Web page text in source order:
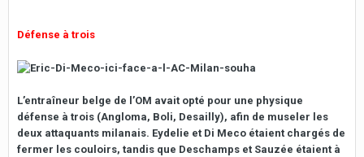
Défense à trois
L’entraîneur belge de l’OM avait opté pour une physique
défense à trois (Angloma, Boli, Desailly), afin de museler les
deux attaquants milanais. Eydelie et Di Meco étaient chargés de
fermer les couloirs, tandis que Deschamps et Sauzée étaient à